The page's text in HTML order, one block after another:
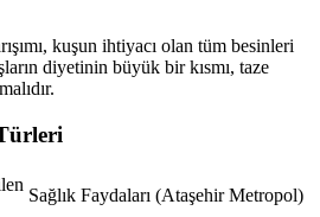
kuşun ihtiyacı olan tüm besinleri
diyetinin büyük bir kısmı, taze
Sağlık Faydaları (Ataşehir Metropol)